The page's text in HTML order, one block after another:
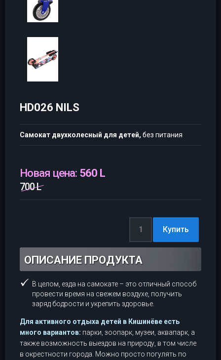
HD026 NILS
Самокат двухколесный для детей, без питания
Новая цена: 560 L
700 L
ОПИСАНИЕ ПРОДУКТА
В целом, езда на самокате – это отличный способ
провести время на свежем воздухе, получить
заряд бодрости и укрепить здоровье.
Для активного отдыха детей в Кишинёве есть
много вариантов: парки, зоопарк, музеи, аквапарк, а
также возможность выездов на природу, в том числе
в окрестности города. Можно просто погулять по